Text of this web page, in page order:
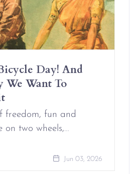
Day! And
We Want To
freedom, fun and
on two wheels,…
Jun 03, 2026